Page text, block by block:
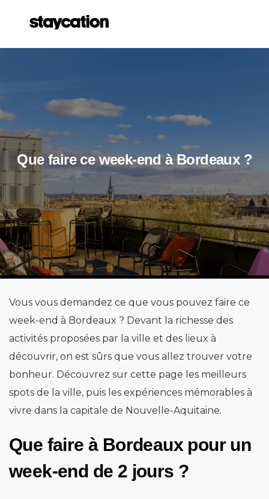
Que faire ce week-end à Bordeaux ?
Vous vous demandez ce que vous pouvez faire ce
week-end à Bordeaux ? Devant la richesse des
activités proposées par la ville et des lieux à
découvrir, on est sûrs que vous allez trouver votre
bonheur. Découvrez sur cette page les meilleurs
spots de la ville, puis les expériences mémorables à
vivre dans la capitale de Nouvelle-Aquitaine.
Que faire à Bordeaux pour un
week-end de 2 jours ?